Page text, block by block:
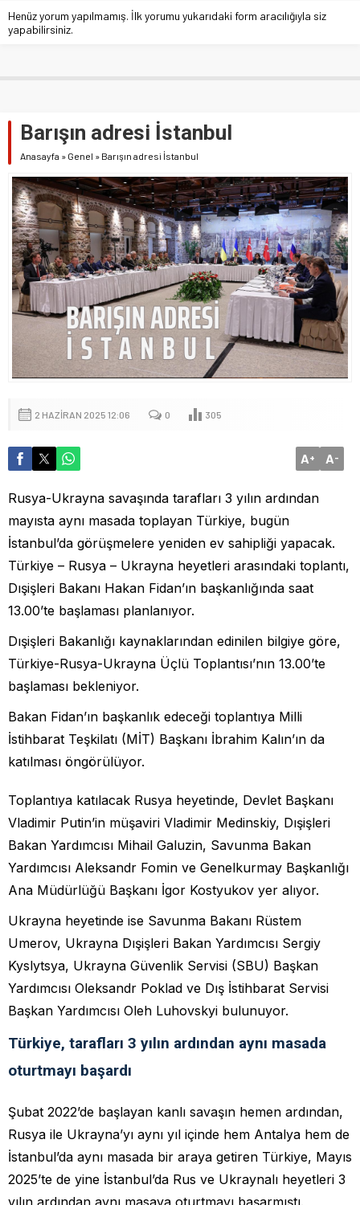
Henüz yorum yapılmamış. İlk yorumu yukarıdaki form aracılığıyla siz
yapabilirsiniz.
Barışın adresi İstanbul
Anasayfa » Genel » Barışın adresi İstanbul
2 HAZIRAN 2025 12:06 0 305
A+ A-
Rusya-Ukrayna savaşında tarafları 3 yılın ardından
mayısta aynı masada toplayan Türkiye, bugün
İstanbul’da görüşmelere yeniden ev sahipliği yapacak.
Türkiye – Rusya – Ukrayna heyetleri arasındaki toplantı,
Dışişleri Bakanı Hakan Fidan’ın başkanlığında saat
13.00’te başlaması planlanıyor.
Dışişleri Bakanlığı kaynaklarından edinilen bilgiye göre,
Türkiye-Rusya-Ukrayna Üçlü Toplantısı’nın 13.00’te
başlaması bekleniyor.
Bakan Fidan’ın başkanlık edeceği toplantıya Milli
İstihbarat Teşkilatı (MİT) Başkanı İbrahim Kalın’ın da
katılması öngörülüyor.
Toplantıya katılacak Rusya heyetinde, Devlet Başkanı
Vladimir Putin’in müşaviri Vladimir Medinskiy, Dışişleri
Bakan Yardımcısı Mihail Galuzin, Savunma Bakan
Yardımcısı Aleksandr Fomin ve Genelkurmay Başkanlığı
Ana Müdürlüğü Başkanı İgor Kostyukov yer alıyor.
Ukrayna heyetinde ise Savunma Bakanı Rüstem
Umerov, Ukrayna Dışişleri Bakan Yardımcısı Sergiy
Kyslytsya, Ukrayna Güvenlik Servisi (SBU) Başkan
Yardımcısı Oleksandr Poklad ve Dış İstihbarat Servisi
Başkan Yardımcısı Oleh Luhovskyi bulunuyor.
Türkiye, tarafları 3 yılın ardından aynı masada
oturtmayı başardı
Şubat 2022’de başlayan kanlı savaşın hemen ardından,
Rusya ile Ukrayna’yı aynı yıl içinde hem Antalya hem de
İstanbul’da aynı masada bir araya getiren Türkiye, Mayıs
2025’te de yine İstanbul’da Rus ve Ukraynalı heyetleri 3
yılın ardından aynı masaya oturtmayı başarmıştı.